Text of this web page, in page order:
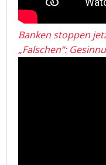
Banken stoppen
„Falschen“: